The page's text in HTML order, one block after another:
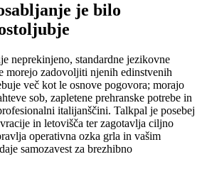
je bilo
neprekinjeno, standardne jezikovne
morejo zadovoljiti njenih edinstvenih
več kot le osnove pogovora; morajo
sob, zapletene prehranske potrebe in
italijanščini. Talkpal je posebej
in letovišča ter zagotavlja ciljno
operativna ozka grla in vašim
samozavest za brezhibno